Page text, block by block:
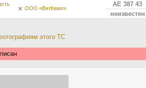
ООО «ВятКамп»
АЕ 387 43
неизвестен
этого ТС